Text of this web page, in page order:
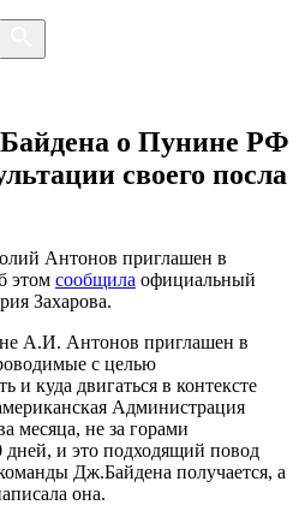
о Пунине РФ
своего посла
Антонов приглашен в
этом сообщила официальный
Захарова.
А.И. Антонов приглашен в
с целью
и куда двигаться в контексте
Администрация
месяца, не за горами
и это подходящий повод
Дж.Байдена получается, а
она.